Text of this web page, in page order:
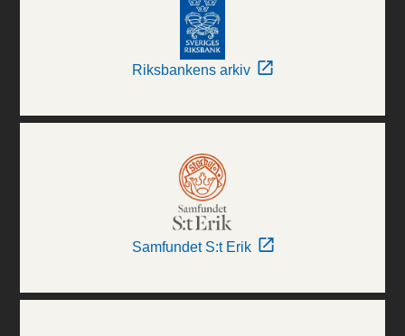
Riksbankens arkiv
Samfundet S:t Erik